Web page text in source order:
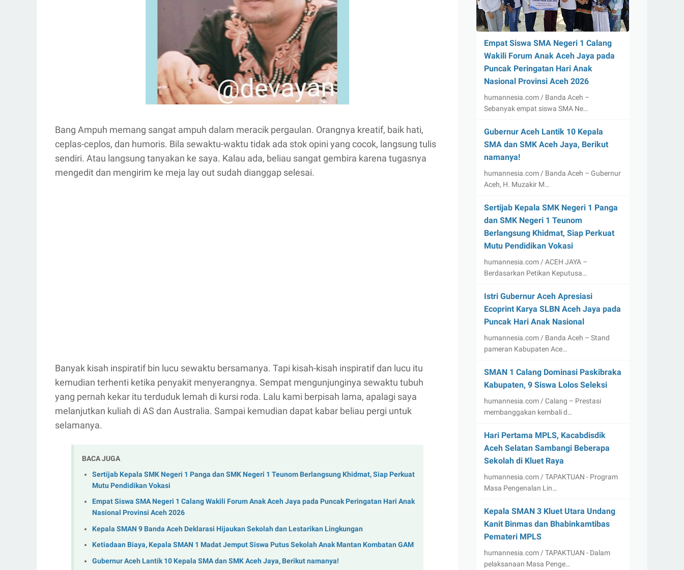
Bang Ampuh memang sangat ampuh dalam meracik pergaulan. Orangnya kreatif, baik hati,
ceplas-ceplos, dan humoris. Bila sewaktu-waktu tidak ada stok opini yang cocok, langsung tulis
sendiri. Atau langsung tanyakan ke saya. Kalau ada, beliau sangat gembira karena tugasnya
mengedit dan mengirim ke meja lay out sudah dianggap selesai.
Banyak kisah inspiratif bin lucu sewaktu bersamanya. Tapi kisah-kisah inspiratif dan lucu itu
kemudian terhenti ketika penyakit menyerangnya. Sempat mengunjunginya sewaktu tubuh
yang pernah kekar itu terduduk lemah di kursi roda. Lalu kami berpisah lama, apalagi saya
melanjutkan kuliah di AS dan Australia. Sampai kemudian dapat kabar beliau pergi untuk
selamanya.
BACA JUGA
Sertijab Kepala SMK Negeri 1 Panga dan SMK Negeri 1 Teunom Berlangsung Khidmat, Siap Perkuat
Mutu Pendidikan Vokasi
Empat Siswa SMA Negeri 1 Calang Wakili Forum Anak Aceh Jaya pada Puncak Peringatan Hari Anak
Nasional Provinsi Aceh 2026
Kepala SMAN 9 Banda Aceh Deklarasi Hijaukan Sekolah dan Lestarikan Lingkungan
Ketiadaan Biaya, Kepala SMAN 1 Madat Jemput Siswa Putus Sekolah Anak Mantan Kombatan GAM
Gubernur Aceh Lantik 10 Kepala SMA dan SMK Aceh Jaya, Berikut namanya!
Empat Siswa SMA Negeri 1 Calang
Wakili Forum Anak Aceh Jaya pada
Puncak Peringatan Hari Anak
Nasional Provinsi Aceh 2026
humannesia.com / Banda Aceh –
Sebanyak empat siswa SMA Ne…
Gubernur Aceh Lantik 10 Kepala
SMA dan SMK Aceh Jaya, Berikut
namanya!
humannesia.com / Banda Aceh – Gubernur
Aceh, H. Muzakir M…
Sertijab Kepala SMK Negeri 1 Panga
dan SMK Negeri 1 Teunom
Berlangsung Khidmat, Siap Perkuat
Mutu Pendidikan Vokasi
humannesia.com / ACEH JAYA –
Berdasarkan Petikan Keputusa…
Istri Gubernur Aceh Apresiasi
Ecoprint Karya SLBN Aceh Jaya pada
Puncak Hari Anak Nasional
humannesia.com / Banda Aceh – Stand
pameran Kabupaten Ace…
SMAN 1 Calang Dominasi Paskibraka
Kabupaten, 9 Siswa Lolos Seleksi
humannesia.com / Calang – Prestasi
membanggakan kembali d…
Hari Pertama MPLS, Kacabdisdik
Aceh Selatan Sambangi Beberapa
Sekolah di Kluet Raya
humannesia.com / TAPAKTUAN - Program
Masa Pengenalan Lin…
Kepala SMAN 3 Kluet Utara Undang
Kanit Binmas dan Bhabinkamtibas
Pemateri MPLS
humannesia.com / TAPAKTUAN - Dalam
pelaksanaan Masa Penge…